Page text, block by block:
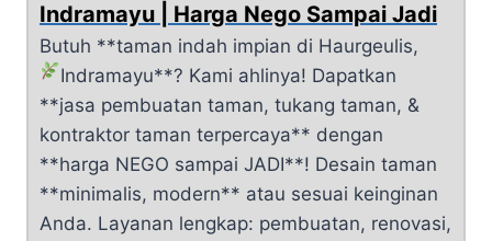
Indramayu | Harga Nego Sampai Jadi
Butuh **taman indah impian di Haurgeulis,
Indramayu**? Kami ahlinya! Dapatkan
**jasa pembuatan taman, tukang taman, &
kontraktor taman terpercaya** dengan
**harga NEGO sampai JADI**! Desain taman
**minimalis, modern** atau sesuai keinginan
Anda. Layanan lengkap: pembuatan, renovasi,